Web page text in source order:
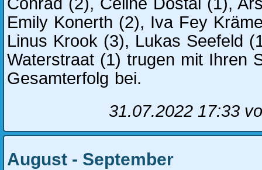
Emily Konerth (2), Iva Fey
Linus Krook (3), Lukas Seefeld
Waterstraat (1) trugen mit Ihren
Gesamterfolg bei.
31.07.2022 17:33
August - September